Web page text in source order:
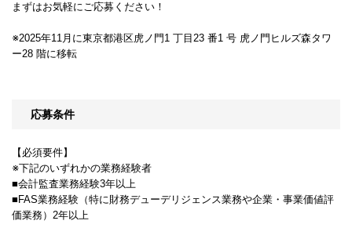
まずはお気軽にご応募ください！
※2025年11月に東京都港区虎ノ門1 丁目23 番1 号 虎ノ門ヒルズ森タワ
ー28 階に移転
応募条件
【必須要件】
※下記のいずれかの業務経験者
■会計監査業務経験3年以上
■FAS業務経験（特に財務デューデリジェンス業務や企業・事業価値評
価業務）2年以上